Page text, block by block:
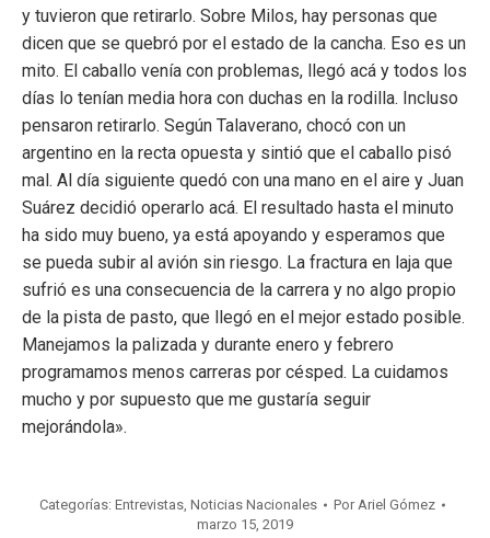
y tuvieron que retirarlo. Sobre Milos, hay personas que
dicen que se quebró por el estado de la cancha. Eso es un
mito. El caballo venía con problemas, llegó acá y todos los
días lo tenían media hora con duchas en la rodilla. Incluso
pensaron retirarlo. Según Talaverano, chocó con un
argentino en la recta opuesta y sintió que el caballo pisó
mal. Al día siguiente quedó con una mano en el aire y Juan
Suárez decidió operarlo acá. El resultado hasta el minuto
ha sido muy bueno, ya está apoyando y esperamos que
se pueda subir al avión sin riesgo. La fractura en laja que
sufrió es una consecuencia de la carrera y no algo propio
de la pista de pasto, que llegó en el mejor estado posible.
Manejamos la palizada y durante enero y febrero
programamos menos carreras por césped. La cuidamos
mucho y por supuesto que me gustaría seguir
mejorándola».
Categorías: Entrevistas, Noticias Nacionales PorAriel Gómez
marzo 15, 2019